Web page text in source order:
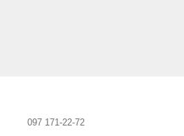
097 171-22-72